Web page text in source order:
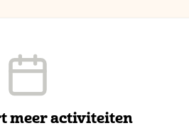
meer activiteiten